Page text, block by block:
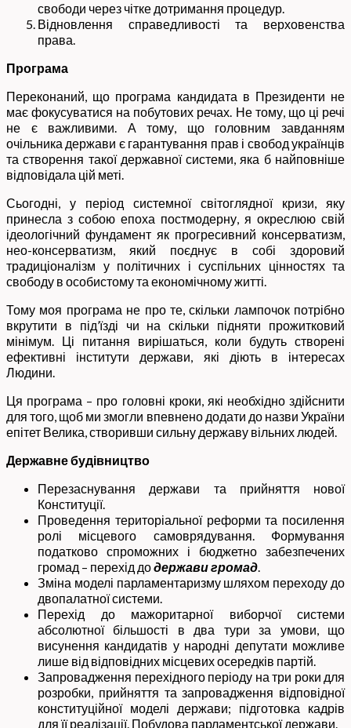
свободи через чітке дотримання процедур.
Відновлення справедливості та верховенства
права.
Програма
Переконаний, що програма кандидата в Президенти не
має фокусуватися на побутових речах. Не тому, що ці речі
не є важливими. А тому, що головним завданням
очільника держави є гарантування прав і свобод українців
та створення такої державної системи, яка б найповніше
відповідала цій меті.
Сьогодні, у період системної світоглядної кризи, яку
принесла з собою епоха постмодерну, я окреслюю свій
ідеологічний фундамент як прогресивний консерватизм,
нео-консерватизм, який поєднує в собі здоровий
традиціоналізм у політичних і суспільних цінностях та
свободу в особистому та економічному житті.
Тому моя програма не про те, скільки лампочок потрібно
вкрутити в під’їзді чи на скільки підняти прожитковий
мінімум. Ці питання вирішаться, коли будуть створені
ефективні інститути держави, які діють в інтересах
Людини.
Ця програма – про головні кроки, які необхідно здійснити
для того, щоб ми змогли впевнено додати до назви України
епітет Велика, створивши сильну державу вільних людей.
Державне будівництво
Перезаснування держави та прийняття нової
Конституції.
Проведення територіальної реформи та посилення
ролі місцевого самоврядування. Формування
податково спроможних і бюджетно забезпечених
громад – перехід додержави громад.
Зміна моделі парламентаризму шляхом переходу до
двопалатної системи.
Перехід до мажоритарної виборчої системи
абсолютної більшості в два тури за умови, що
висунення кандидатів у народні депутати можливе
лише від відповідних місцевих осередків партій.
Запровадження перехідного періоду на три роки для
розробки, прийняття та запровадження відповідної
конституційної моделі держави; підготовка кадрів
для її реалізації. Побудова парламентської держави.